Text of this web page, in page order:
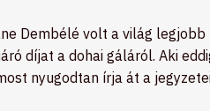
Dembélé volt a világ
díjat a dohai gáláról. Aki
nyugodtan írja át a